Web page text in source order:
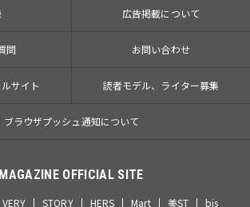
広告掲載について
問 お問い合わせ
サイト 読者モデル、ライター募集
ブラウザプッシュ通知について
MAGAZINE OFFICIAL SITE
VERY STORY HERS Mart 美ST bis